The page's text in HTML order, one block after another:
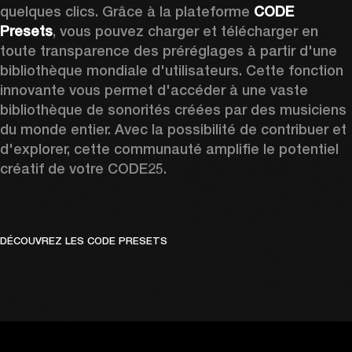
quelques clics. Grâce à la plateforme CODE
Presets, vous pouvez charger et télécharger en
toute transparence des préréglages à partir d'une
bibliothèque mondiale d'utilisateurs. Cette fonction
innovante vous permet d'accéder à une vaste
bibliothèque de sonorités créées par des musiciens
du monde entier. Avec la possibilité de contribuer et
d'explorer, cette communauté amplifie le potentiel
créatif de votre CODE25.
DÉCOUVREZ LES CODE PRESETS